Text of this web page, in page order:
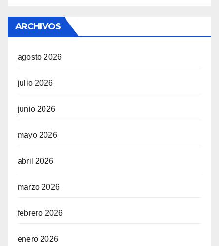
ARCHIVOS
agosto 2026
julio 2026
junio 2026
mayo 2026
abril 2026
marzo 2026
febrero 2026
enero 2026